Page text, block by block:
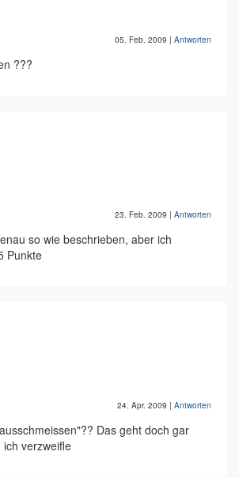
05. Feb. 2009 | Antworten
???
23. Feb. 2009 | Antworten
so wie beschrieben, aber ich
Punkte
24. Apr. 2009 | Antworten
Das geht doch gar
verzweifle